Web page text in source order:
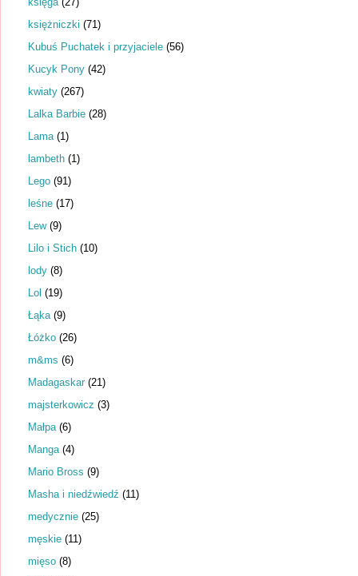
księżniczki (71)
Kubuś Puchatek i przyjaciele (56)
Kucyk Pony (42)
kwiaty (267)
Lalka Barbie (28)
Lama (1)
lambeth (1)
Lego (91)
leśne (17)
Lew (9)
Lilo i Stich (10)
lody (8)
Lol (19)
Łąka (9)
Łóżko (26)
m&ms (6)
Madagaskar (21)
majsterkowicz (3)
Małpa (6)
Manga (4)
Mario Bross (9)
Masha i niedźwiedź (11)
medycznie (25)
męskie (11)
mięso (8)